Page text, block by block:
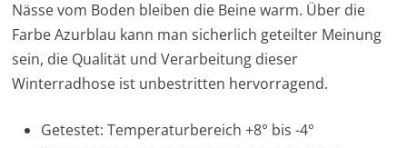
Nässe vom Boden bleiben die Beine warm. Über die
Farbe Azurblau kann man sicherlich geteilter Meinung
sein, die Qualität und Verarbeitung dieser
Winterradhose ist unbestritten hervorragend.
Getestet: Temperaturbereich +8° bis -4°